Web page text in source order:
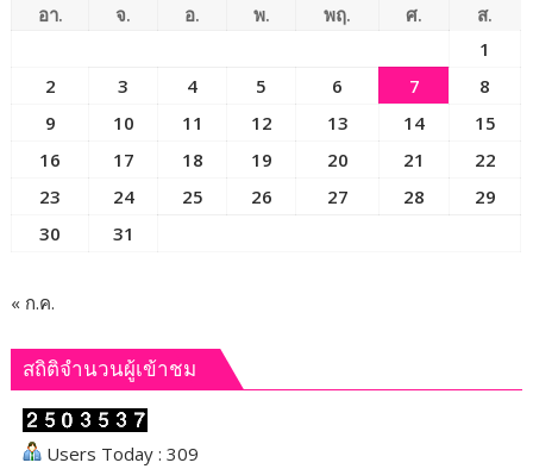
สหกรณ์
ทั่ว
ประเทศ
อา. จ. อ. พ. พฤ. ศ.
ส.
1
2
3 4 5 6 7
8
9
10 11 12 13 14
15
16
17 18 19 20 21
22
23
24 25 26 27 28
29
30
31
« ก.ค.
สถิติจำนวนผู้เข้าชม
Users Today : 309